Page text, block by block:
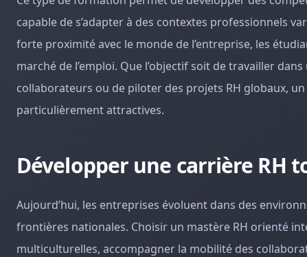
capable de s’adapter à des contextes professionnels
forte proximité avec le monde de l’entreprise, les
marché de l’emploi. Que l’objectif soit de travailler
collaborateurs ou de piloter des projets RH globaux,
particulièrement attractives.
Développer une carrière RH
Aujourd’hui, les entreprises évoluent dans des
frontières nationales. Choisir un mastère RH orienté
multiculturelles, accompagner la mobilité des